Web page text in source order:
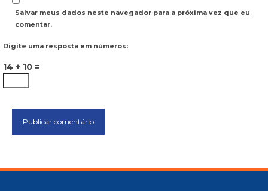
Salvar meus dados neste navegador para a próxima vez que eu
comentar.
Digite uma resposta em números:
14 + 10 =